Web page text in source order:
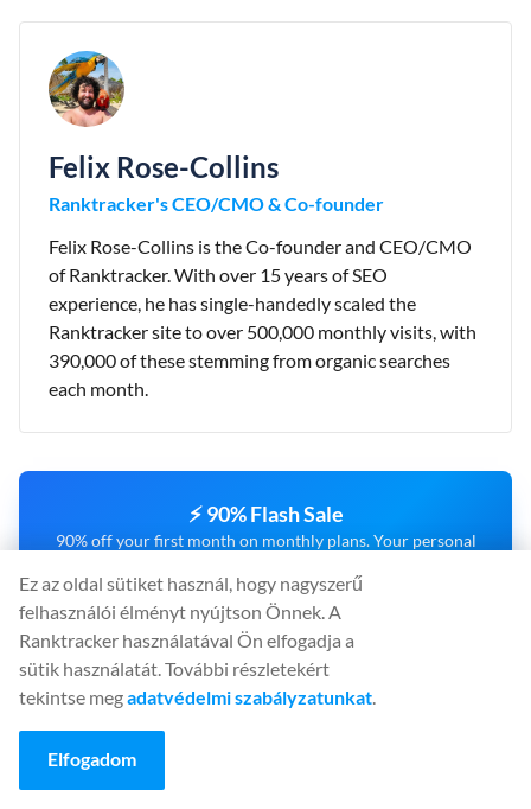
Felix Rose-Collins
Ranktracker's CEO/CMO & Co-founder
Felix Rose-Collins is the Co-founder and CEO/CMO
of Ranktracker. With over 15 years of SEO
experience, he has single-handedly scaled the
Ranktracker site to over 500,000 monthly visits, with
390,000 of these stemming from organic searches
each month.
⚡ 90% Flash Sale
90% off your first month on monthly plans. Your personal
OFFER ENDS IN:
00:29:44
CLAIM 90% OFF NOW
Ez az oldal sütiket használ, hogy nagyszerű
felhasználói élményt nyújtson Önnek. A
Ranktracker használatával Ön elfogadja a
sütik használatát. További részletekért
tekintse megadatvédelmi szabályzatunkat.
Elfogadom